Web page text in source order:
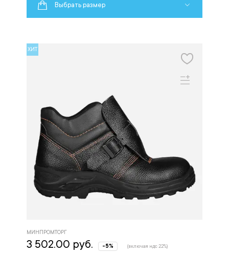
Выбрать размер
ХИТ
МИНПРОМТОРГ
3 502.00 руб. -5% (включая ндс 22%)